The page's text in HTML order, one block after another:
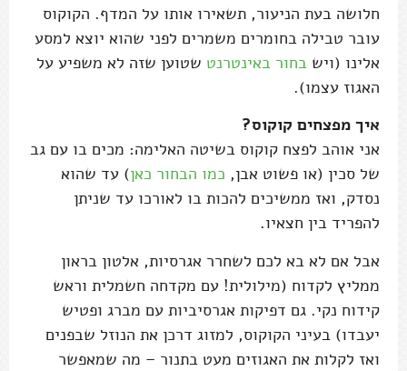
חלושה בעת הניעור, תשאירו אותו על המדף. הקוקוס
עובר טבילה בחומרים משמרים לפני שהוא יוצא למסע
אלינו (ויש בחור באינטרנט שטוען שזה לא משפיע על
האגוז עצמו).
איך מפצחים קוקוס?
אני אוהב לפצח קוקוס בשיטה האלימה: מכים בו עם גב
של סכין (או פשוט אבן, כמו הבחור כאן) עד שהוא
נסדק, ואז ממשיכים להכות בו לאורכו עד שניתן
להפריד בין חצאיו.
אבל אם לא בא לכם לשחרר אגרסיות, אלטון בראון
ממליץ לקדוח (מילולית! עם מקדחה חשמלית וראש
קידוח נקי. גם דפיקות אגרסיביות עם מברג ופטיש
יעבדו) בעיני הקוקוס, למזוג דרכן את הנוזל שבפנים
ואז לקלות את האגוזים מעט בתנור – מה שמאפשר